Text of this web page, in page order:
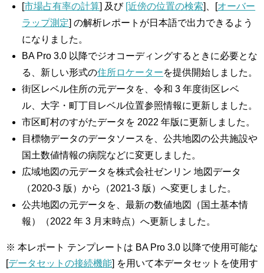
[市場占有率の計算] 及び [近傍の位置の検索]、[オーバー
ラップ測定] の解析レポートが日本語で出力できるよう
になりました。
BA Pro 3.0 以降でジオコーディングするときに必要とな
る、新しい形式の住所ロケーターを提供開始しました。
街区レベル住所の元データを、令和 3 年度街区レベ
ル、大字・町丁目レベル位置参照情報に更新しました。
市区町村のすがたデータを 2022 年版に更新しました。
目標物データのデータソースを、公共地図の公共施設や
国土数値情報の病院などに変更しました。
広域地図の元データを株式会社ゼンリン 地図データ
（2020-3 版）から（2021-3 版）へ変更しました。
公共地図の元データを、最新の数値地図（国土基本情
報）（2022 年 3 月末時点）へ更新しました。
※ 本レポート テンプレートは BA Pro 3.0 以降で使用可能な
[データセットの接続機能] を用いて本データセットを使用す